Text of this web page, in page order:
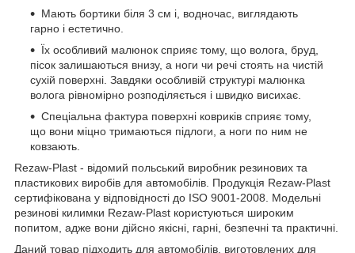
Мають бортики біля 3 см і, водночас, виглядають
гарно і естетично.
Їх особливий малюнок сприяє тому, що волога, бруд,
пісок залишаються внизу, а ноги чи речі стоять на чистій
сухій поверхні. Завдяки особливій структурі малюнка
волога рівномірно розподіляється і швидко висихає.
Спеціальна фактура поверхні ковриків сприяє тому,
що вони міцно тримаються підлоги, а ноги по ним не
ковзають.
Rezaw-Plast - відомий польський виробник резинових та
пластикових виробів для автомобілів. Продукція Rezaw-Plast
сертифікована у відповідності до ISO 9001-2008. Модельні
резинові килимки Rezaw-Plast користуються широким
попитом, адже вони дійсно якісні, гарні, безпечні та практичні.
Даний товар підходить для автомобілів, виготовлених для